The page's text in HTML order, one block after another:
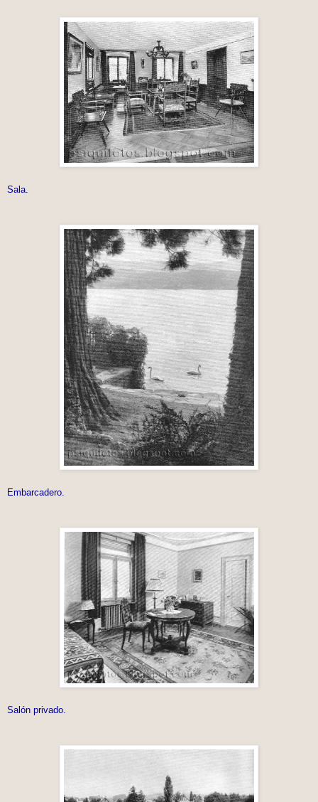
Sala.
Embarcadero.
Salón privado.